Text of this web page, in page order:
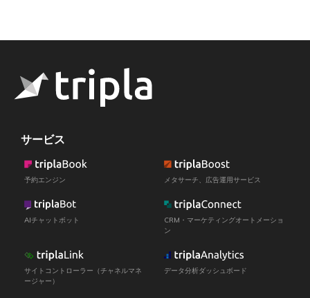
サービス
予約エンジン メタサーチ、広告運用サービス
AIチャットボット
CRM・マーケティングオートメーショ
ン
サイトコントローラー（チャネルマネ
ージャー）
データ分析ダッシュボード